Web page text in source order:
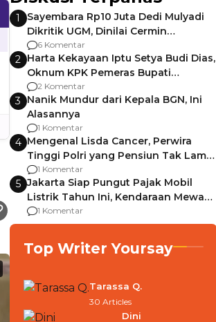
1
Sayembara Rp10 Juta Dedi Mulyadi
Dikritik UGM, Dinilai Cermin
Gagalnya Negara Jamin Keamanan
6 Komentar
2 Harta Kekayaan Iptu Setya Budi Dias,
Oknum KPK Pemeras Bupati
Pemalang
2 Komentar
3 Nanik Mundur dari Kepala BGN, Ini
Alasannya
1 Komentar
4 Mengenal Lisda Cancer, Perwira
Tinggi Polri yang Pensiun Tak Lama
Usai Jadi Brigjen
1 Komentar
5 Jakarta Siap Pungut Pajak Mobil
Listrik Tahun Ini, Kendaraan Mewah
Kena hingga 75% PKB
1 Komentar
Top Writer Yoursay
Tarassa Q.
30 Articles
Dini